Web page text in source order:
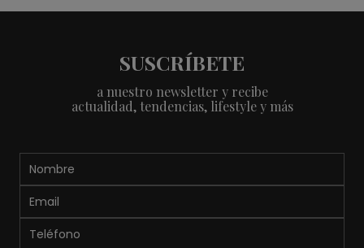
SUSCRÍBETE
a nuestro newsletter y recibe
actualidad, tendencias, lifestyle y más